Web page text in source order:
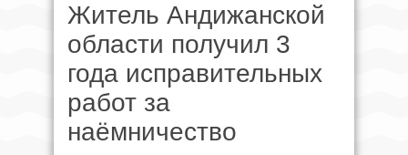
Житель Андижанской
области получил 3
года исправительных
работ за
наёмничество